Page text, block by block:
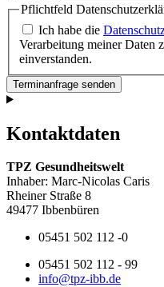
Pflichtfeld
Ich habe die
Verarbeitung meiner Daten
einverstanden.
Terminanfrage senden
Kontaktdaten
TPZ Gesundheitswelt
Inhaber: Marc-Nicolas Caris
Rheiner Straße 8
49477 Ibbenbüren
05451 502 112 -0
05451 502 112 - 99
info@tpz-ibb.de